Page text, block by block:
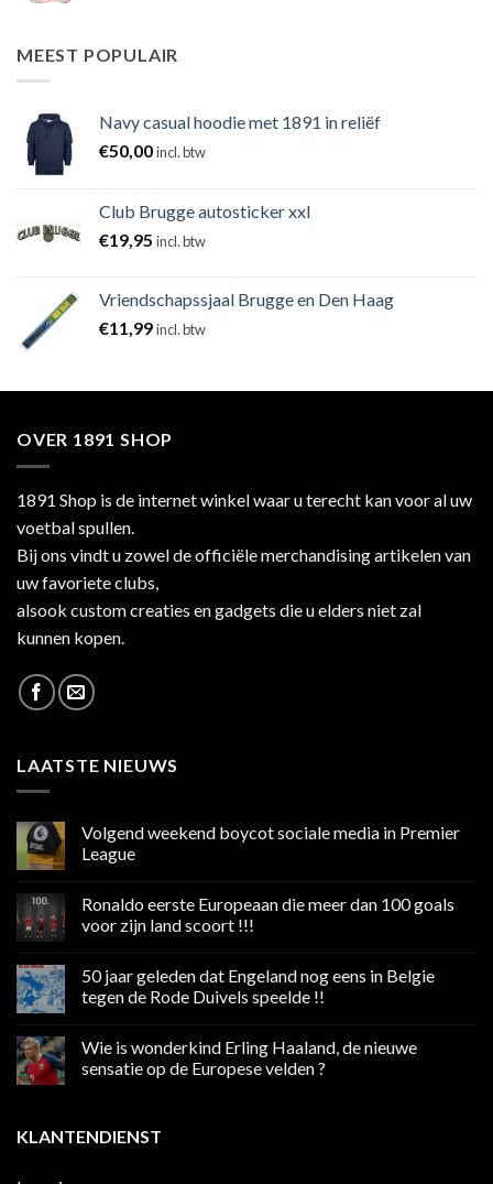
MEEST POPULAIR
Navy casual hoodie met 1891 in reliëf
€50,00incl. btw
Club Brugge autosticker xxl
€19,95 incl. btw
Vriendschapssjaal Brugge en Den Haag
€11,99incl. btw
OVER 1891 SHOP
1891 Shop is de internet winkel waar u terecht kan voor al uw
voetbal spullen.
Bij ons vindt u zowel de officiële merchandising artikelen van
uw favoriete clubs,
alsook custom creaties en gadgets die u elders niet zal
kunnen kopen.
LAATSTE NIEUWS
Volgend weekend boycot sociale media in Premier
League
op
weekend
media
in
Premier
Ronaldo eerste Europeaan die meer dan 100 goals
voor zijn land scoort !!!
op
Ronaldo
eerste
meer
100
land
scoort
50 jaar geleden dat Engeland nog eens in Belgie
tegen de Rode Duivels speelde !!
op
jaar
nog
eens
Wie is wonderkind Erling Haaland, de nieuwe
sensatie op de Europese velden ?
Wie
is
KLANTENDIENST